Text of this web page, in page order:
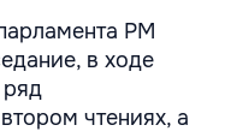
РМ
в ходе
ряд
чтениях, а